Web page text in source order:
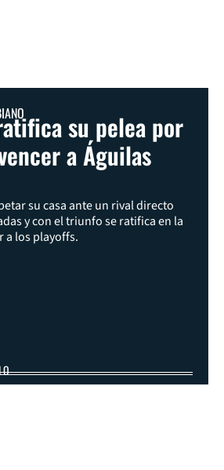
su pelea por
a Águilas
su casa ante un rival directo
y con el triunfo se ratifica en la
a los playoffs.